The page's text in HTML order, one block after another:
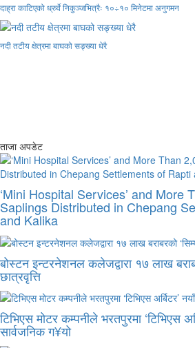
दाह्रा काटिएको ध्रुर्वे निकुञ्जभित्रैः १०÷१० मिनेटमा अनुगमन
नदी तटीय क्षेत्रमा बाघको सङ्ख्या धेरै
ताजा अपडेट
‘Mini Hospital Services’ and More
Saplings Distributed in Chepang
and Kalika
बोस्टन इन्टरनेशनल कलेजद्वारा १७ लाख
छात्रवृत्ति
टिभिएस मोटर कम्पनीले भरतपुरमा ‘टिभिएस
सार्वजनिक ग¥यो